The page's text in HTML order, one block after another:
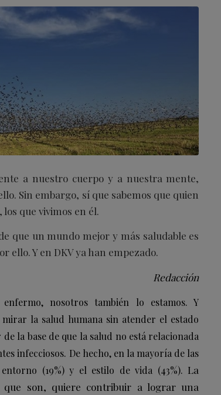
a nuestro cuerpo y a nuestra mente,
Sin embargo, sí que sabemos que quien
que vivimos en él.
que un mundo mejor y más saludable es
ello. Y en DKV ya han empezado.
Redacción
nosotros también lo estamos. Y
la salud humana sin atender el estado
la base de que la salud no está relacionada
infecciosos. De hecho, en la mayoría de las
(19%) y el estilo de vida (43%). La
que son, quiere contribuir a lograr una